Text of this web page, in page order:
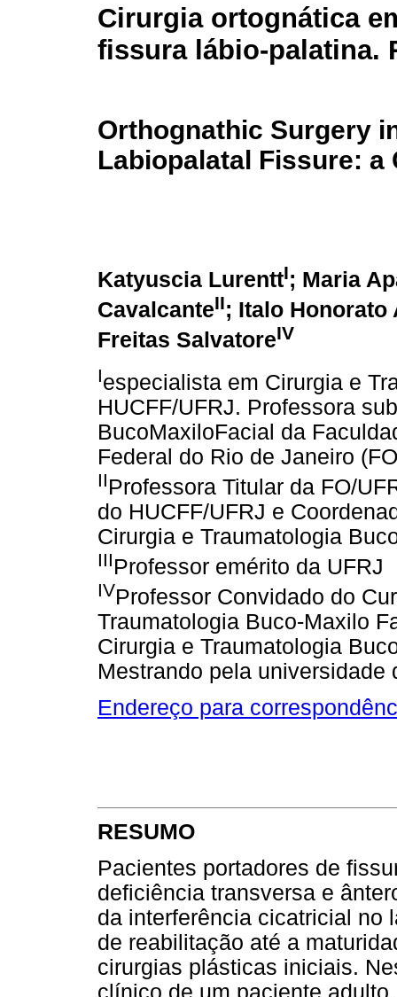
Cirurgia ortognática
fissura lábio-palatina.
Orthognathic Surgery
Labiopalatal Fissure: a
Katyuscia LurenttI; Maria
CavalcanteII; Italo Honorato
Freitas SalvatoreIV
Iespecialista em Cirurgia e
HUCFF/UFRJ. Professora
BucoMaxiloFacial da
Federal do Rio de Janeiro
IIProfessora Titular da FO/
do HUCFF/UFRJ e
Cirurgia e Traumatologia
IIIProfessor emérito da UFRJ
IVProfessor Convidado do
Traumatologia Buco-Maxilo
Cirurgia e Traumatologia
Mestrando pela universidade
Endereço para
RESUMO
Pacientes portadores de
deficiência transversa e
da interferência cicatricial no
de reabilitação até a
cirurgias plásticas iniciais.